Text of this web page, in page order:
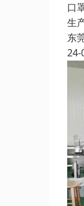
口
生
东
24-